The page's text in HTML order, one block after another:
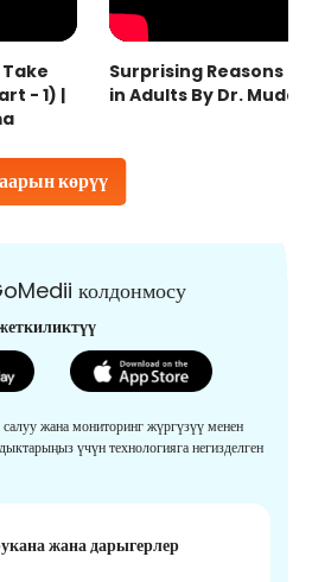
көрүү
- 1) |
Surprising Reasons
in Adults By Dr.
колдонмосу
жана мониторинг жүргүзүү менен
үчүн технологияга негизделген
жана дарыгерлер